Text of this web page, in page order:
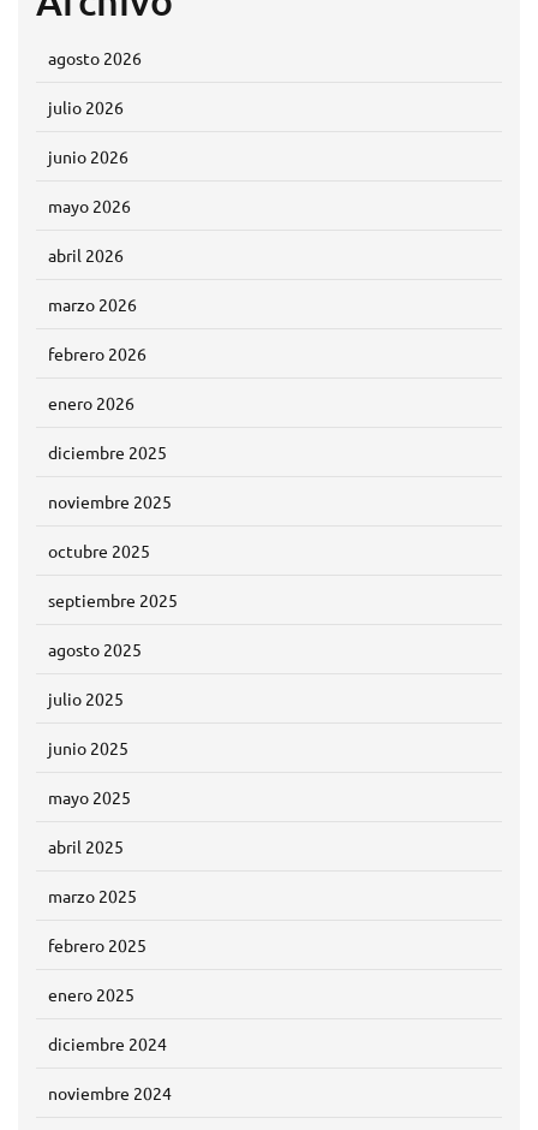
agosto 2026
julio 2026
junio 2026
mayo 2026
abril 2026
marzo 2026
febrero 2026
enero 2026
diciembre 2025
noviembre 2025
octubre 2025
septiembre 2025
agosto 2025
julio 2025
junio 2025
mayo 2025
abril 2025
marzo 2025
febrero 2025
enero 2025
diciembre 2024
noviembre 2024